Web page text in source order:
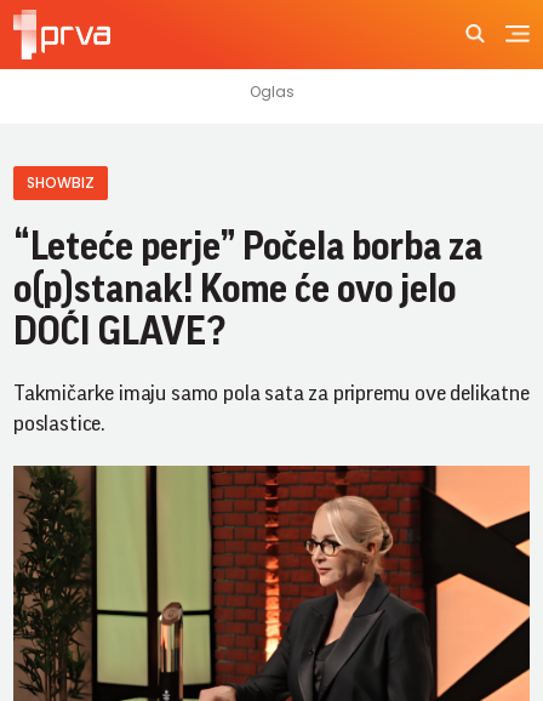
SHOWBIZ
“Leteće perje” Počela borba za
o(p)stanak! Kome će ovo jelo
DOĆI GLAVE?
Takmičarke imaju samo pola sata za pripremu ove delikatne
poslastice.